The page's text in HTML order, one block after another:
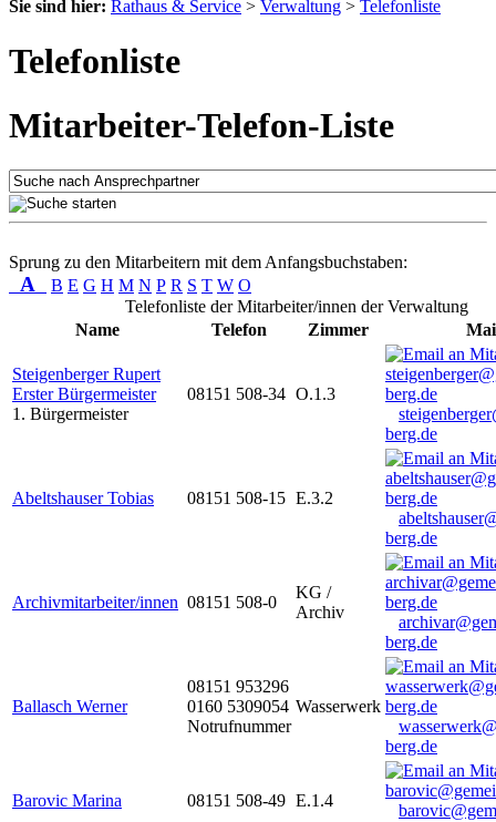
Sie sind hier: Rathaus & Service > Verwaltung > Telefonliste
Telefonliste
Mitarbeiter-Telefon-Liste
Sprung zu den Mitarbeitern mit dem Anfangsbuchstaben:
A B E G H M N P R S T W O
Telefonliste der Mitarbeiter/innen der Verwaltung
Name
Telefon Zimmer
Steigenberger Rupert
Erster Bürgermeister
1. Bürgermeister
08151 508-34 O.1.3
berg.de
Abeltshauser Tobias 08151 508-15 E.3.2
berg.de
Archivmitarbeiter/innen 08151 508-0
KG /
Archiv
berg.de
Ballasch Werner
08151 953296
0160 5309054
Notrufnummer
Wasserwerk
berg.de
Barovic Marina 08151 508-49 E.1.4